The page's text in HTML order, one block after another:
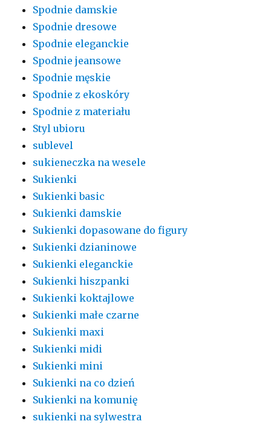
Spodnie damskie
Spodnie dresowe
Spodnie eleganckie
Spodnie jeansowe
Spodnie męskie
Spodnie z ekoskóry
Spodnie z materiału
Styl ubioru
sublevel
sukieneczka na wesele
Sukienki
Sukienki basic
Sukienki damskie
Sukienki dopasowane do figury
Sukienki dzianinowe
Sukienki eleganckie
Sukienki hiszpanki
Sukienki koktajlowe
Sukienki małe czarne
Sukienki maxi
Sukienki midi
Sukienki mini
Sukienki na co dzień
Sukienki na komunię
sukienki na sylwestra